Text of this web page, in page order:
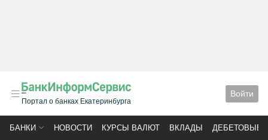
Портал о банках Екатеринбурга
Войти
БАНКИ НОВОСТИ КУРСЫ ВАЛЮТ ВКЛАДЫ ДЕБЕТОВЫЕ